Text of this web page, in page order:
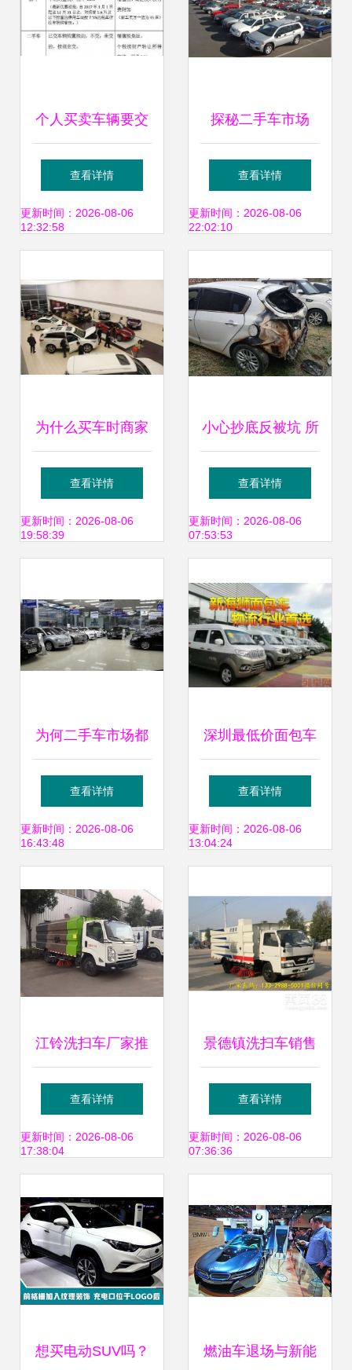
个人买卖车辆要交
什么税？要买车的
快看新车指南
查看详情
更新时间：2026-08-06
12:32:58
探秘二手车市场
的“新车池” 那些没
开多久的“准新
查看详情
更新时间：2026-08-06
22:02:10
为什么买车时商家
更喜欢送贴膜服务
你可能会赚，但他
查看详情
更新时间：2026-08-06
19:58:39
小心抄底反被坑 所
谓的“准新车”能不
能买？
查看详情
更新时间：2026-08-06
07:53:53
为何二手车市场都
是没开多久的
查看详情
更新时间：2026-08-06
16:43:48
深圳最低价面包车
无社保要求，轻松
开回深圳牌！
查看详情
更新时间：2026-08-06
13:04:24
江铃洗扫车厂家推
荐车型与市场报价
解析
查看详情
更新时间：2026-08-06
17:38:04
景德镇洗扫车销售
服务热线及选购指
南
查看详情
更新时间：2026-08-06
07:36:36
想买电动SUV吗？ 燃油车退场与新能